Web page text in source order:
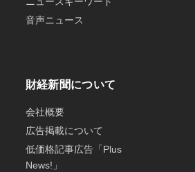
音声ニュース
財経新聞について
会社概要
広告掲載について
低価格記事広告「Plus
News!」